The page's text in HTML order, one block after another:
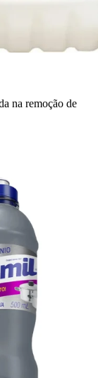
na remoção de